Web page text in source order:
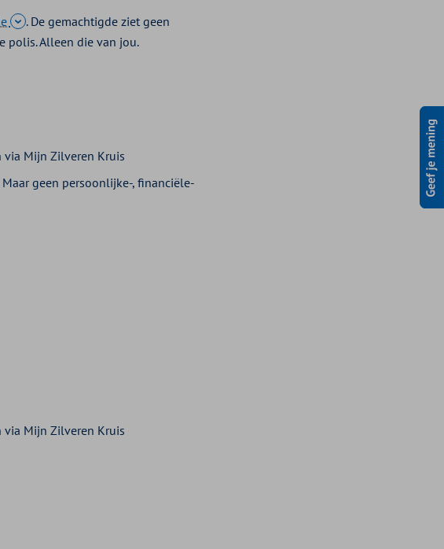
. De gemachtigde ziet geen
polis. Alleen die van jou.
via Mijn Zilveren Kruis
geen persoonlijke-, financiële-
via Mijn Zilveren Kruis